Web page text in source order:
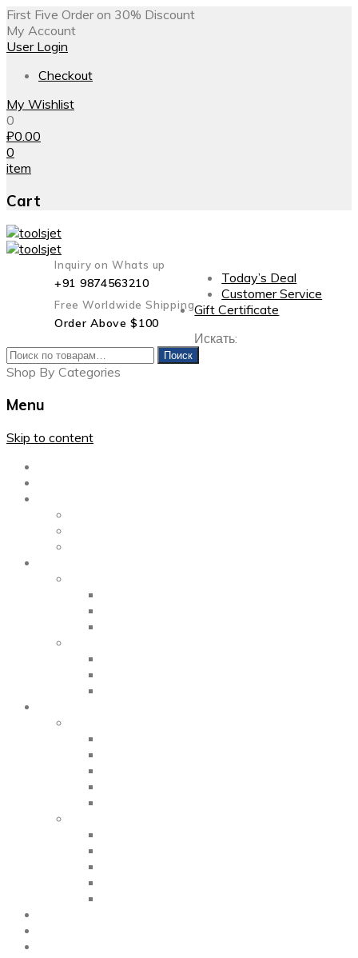
First Five Order on 30% Discount
My Account
User Login
Checkout
My Wishlist
0
₽0.00
0
item
Cart
Inquiry on Whats up
+91 9874563210
Free Worldwide Shipping
Order Above $100
Today’s Deal
Customer Service
Gift Certificate
Искать:
Поиск
Shop By Categories
Menu
Skip to content